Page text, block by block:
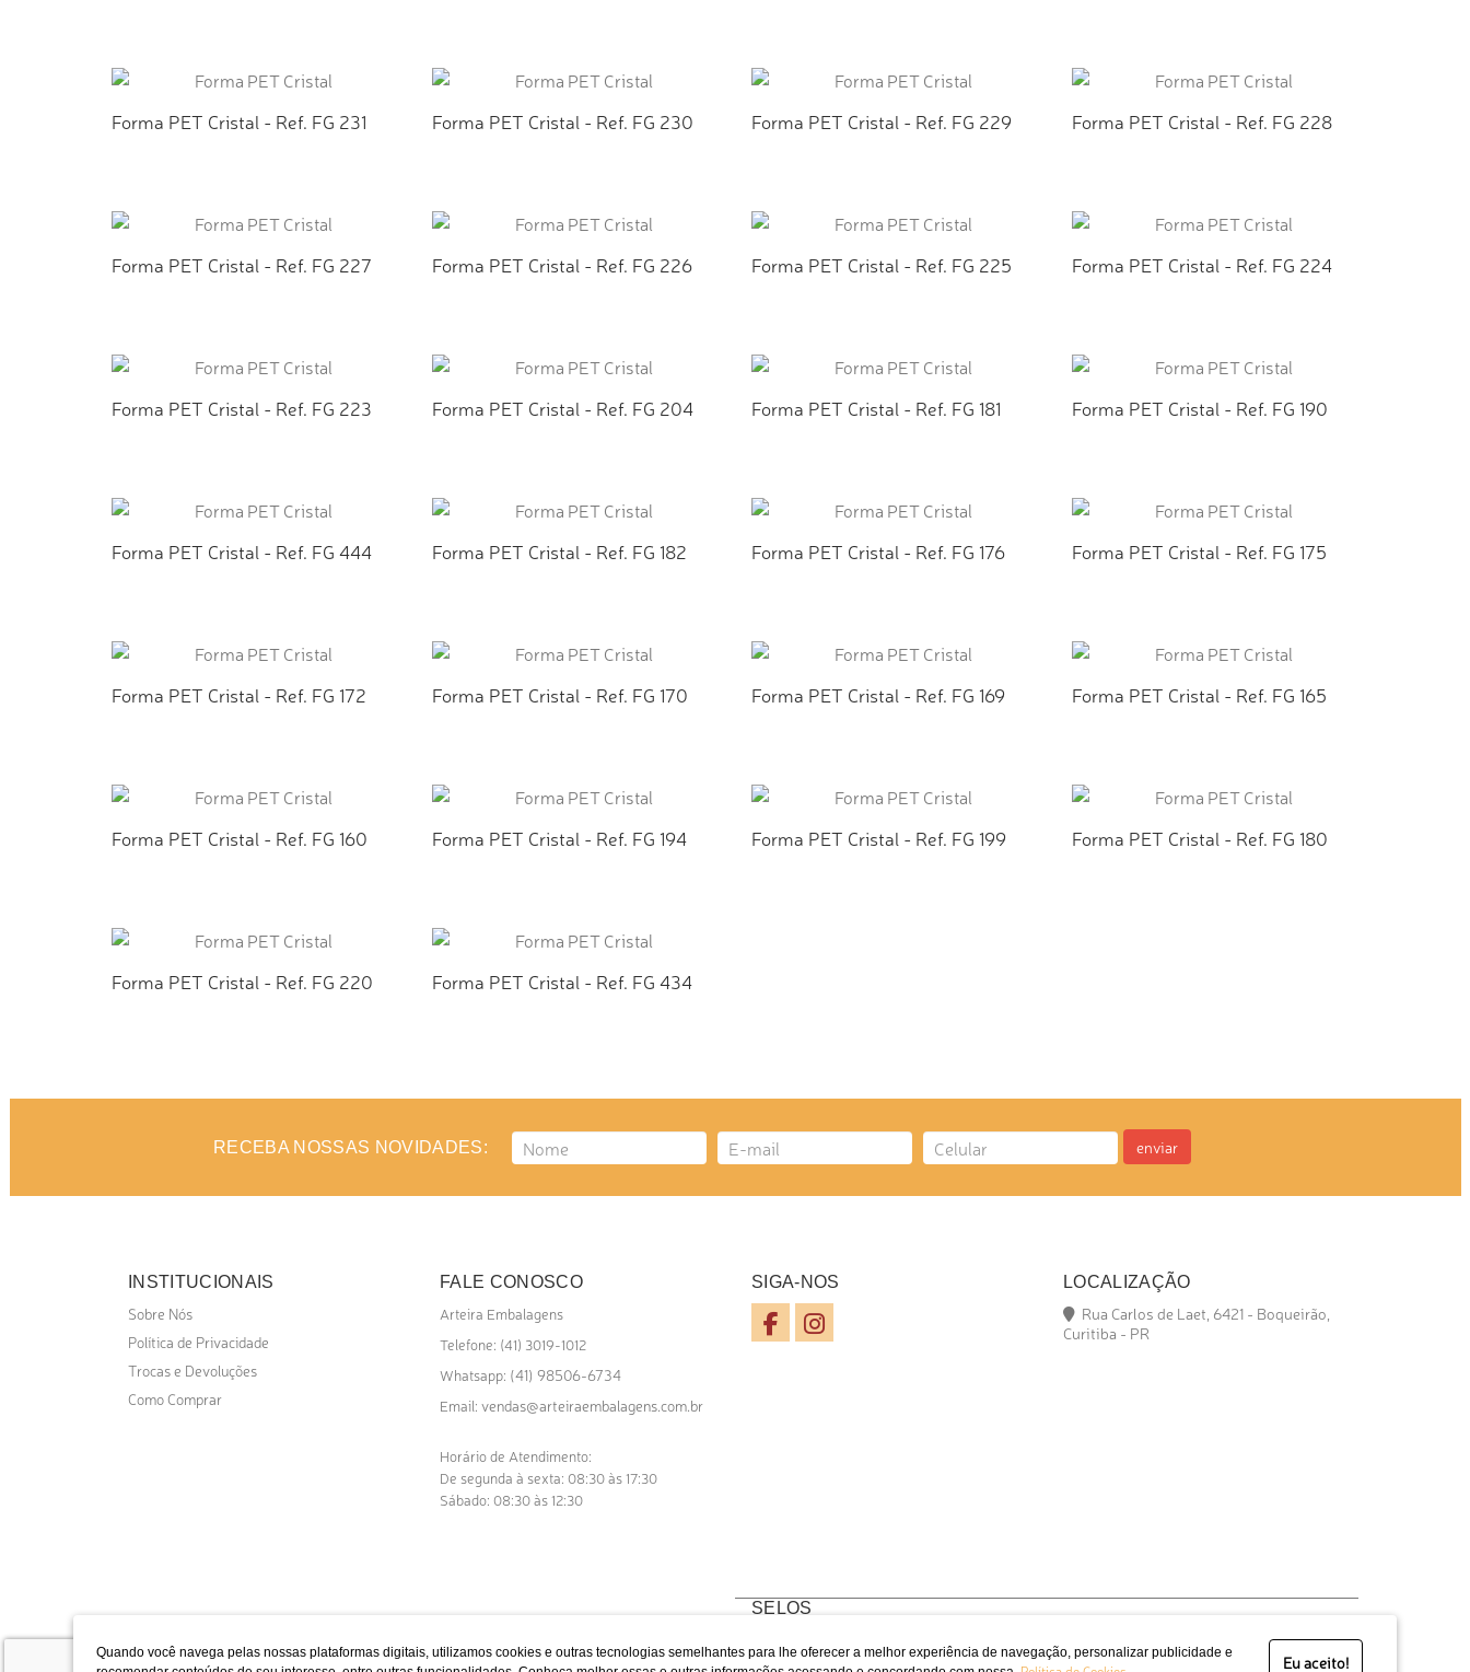
Quando você navega pelas nossas plataformas digitais, utilizamos cookies e outras tecnologias semelhantes para lhe oferecer a melhor experiência de navegação, personalizar publicidade e
Eu aceito!
Forma PET Cristal - Ref. FG 231 Forma PET Cristal - Ref. FG 230 Forma PET Cristal - Ref. FG 229 Forma PET Cristal - Ref. FG 228
Forma PET Cristal - Ref. FG 227 Forma PET Cristal - Ref. FG 226 Forma PET Cristal - Ref. FG 225 Forma PET Cristal - Ref. FG 224
Forma PET Cristal - Ref. FG 223 Forma PET Cristal - Ref. FG 204 Forma PET Cristal - Ref. FG 181 Forma PET Cristal - Ref. FG 190
Forma PET Cristal - Ref. FG 444 Forma PET Cristal - Ref. FG 182 Forma PET Cristal - Ref. FG 176 Forma PET Cristal - Ref. FG 175
Forma PET Cristal - Ref. FG 172 Forma PET Cristal - Ref. FG 170 Forma PET Cristal - Ref. FG 169 Forma PET Cristal - Ref. FG 165
Forma PET Cristal - Ref. FG 160 Forma PET Cristal - Ref. FG 194 Forma PET Cristal - Ref. FG 199 Forma PET Cristal - Ref. FG 180
Forma PET Cristal - Ref. FG 220 Forma PET Cristal - Ref. FG 434
RECEBA NOSSAS NOVIDADES: enviar
INSTITUCIONAIS
Sobre Nós
Política de Privacidade
Trocas e Devoluções
Como Comprar
FALE CONOSCO
Arteira Embalagens
Telefone: (41) 3019-1012
Whatsapp: (41) 98506-6734
Email: vendas@arteiraembalagens.com.br
Horário de Atendimento:
De segunda à sexta: 08:30 às 17:30
Sábado: 08:30 às 12:30
SIGA-NOS LOCALIZAÇÃO
Rua Carlos de Laet, 6421 - Boqueirão,
Curitiba - PR
SELOS